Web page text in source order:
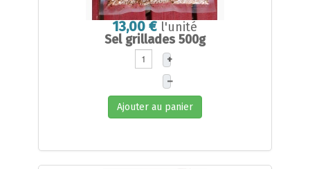
13,00 € l'unité
Sel grillades 500g
+
–
Ajouter au panier